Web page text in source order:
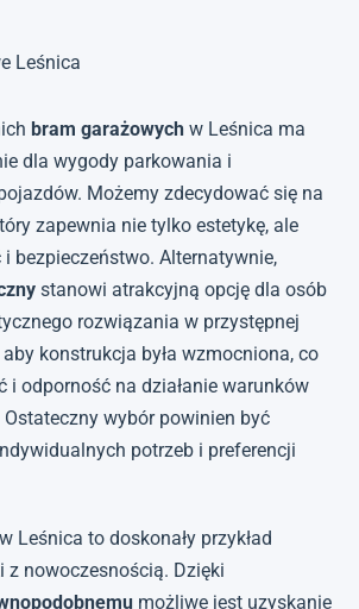
bram garażowych w Leśnica ma
dla wygody parkowania i
Możemy zdecydować się na
zapewnia nie tylko estetykę, ale
bezpieczeństwo. Alternatywnie,
stanowi atrakcyjną opcję dla osób
rozwiązania w przystępnej
konstrukcja była wzmocniona, co
i odporność na działanie warunków
wybór powinien być
potrzeb i preferencji
Leśnica to doskonały przykład
z nowoczesnością. Dzięki
możliwe jest uzyskanie